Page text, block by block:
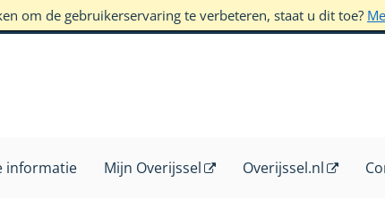
om de gebruikerservaring te verbeteren, staat u dit toe?
informatie Mijn Overijssel Overijssel.nl